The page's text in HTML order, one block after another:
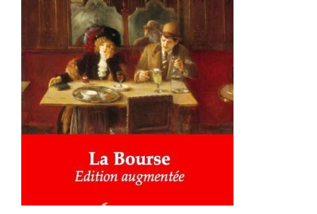
AJOUTER AU PANIER / DÉTAILS